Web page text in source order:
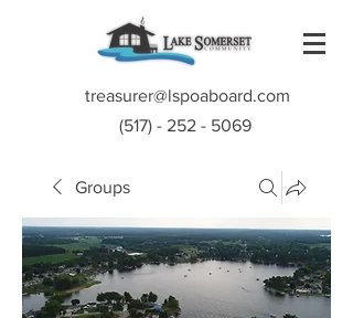
treasurer@lspoaboard.com
(517) - 252 - 5069
Groups